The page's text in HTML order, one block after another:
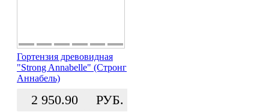
Гортензия древовидная
"Strong Annabelle" (Стронг
Аннабель)
2 950.90 РУБ.